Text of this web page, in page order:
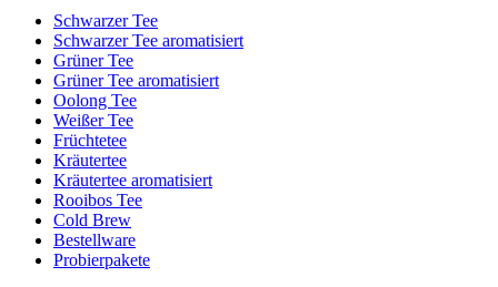
Schwarzer Tee
Schwarzer Tee aromatisiert
Grüner Tee
Grüner Tee aromatisiert
Oolong Tee
Weißer Tee
Früchtetee
Kräutertee
Kräutertee aromatisiert
Rooibos Tee
Cold Brew
Bestellware
Probierpakete